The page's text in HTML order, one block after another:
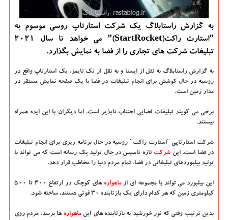
به گزارش راستابلاگ یك شركت استارتاپ روسی موسوم به
ˮاستارت راكتˮ(StartRocket) می خواهد تا سال 2021
تبلیغات شركت های تجاری را از فضا به نمایش بگذارد.
به گزارش راستابلاگ به نقل از ایسنا و به نقل از تك تایمز، یك استارتاپ واقع در
روسیه در حال كوشش برای انجام تبلیغات در فضا با یك صفحه نمایش مستقر در
مدار زمین است.
برخی می گویند تبلیغات فضایی اجتناب ناپذیر است، اما دیگران با این ایده همراه
نیستند.
شركت استارتاپی "استارت راكت" روسیه در حال برنامه ریزی برای انجام تبلیغات
در فضا است. این شركت تازه تاسیس در حال تولید یك رسانه است كه می تواند با
تولید بیلبوردهای تبلیغاتی در فضا، تمام مردم دنیا را مخاطب قرار دهد.
این بیلبورد می تواند با مجموعه ای ازماهواره
های كوچك در ارتفاع 400 تا 500
كیلومتری زمین كه هر كدام دارای یك بازتابنده 30 فوتی هستند، ساخته شود.
بدین ترتیب وقتی كه نور خورشید به بازتابنده های اینماهواره ها برسد، مردم روی